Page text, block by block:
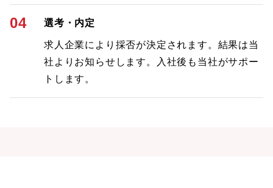
04 選考・内定
求人企業により採否が決定されます。結果は当
社よりお知らせします。入社後も当社がサポー
トします。